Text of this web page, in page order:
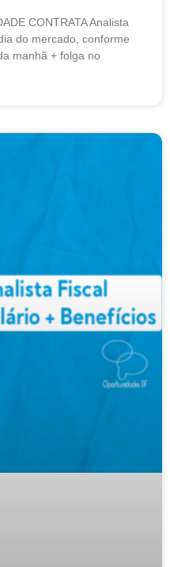
CONTRATA Analista
do mercado, conforme
manhã + folga no